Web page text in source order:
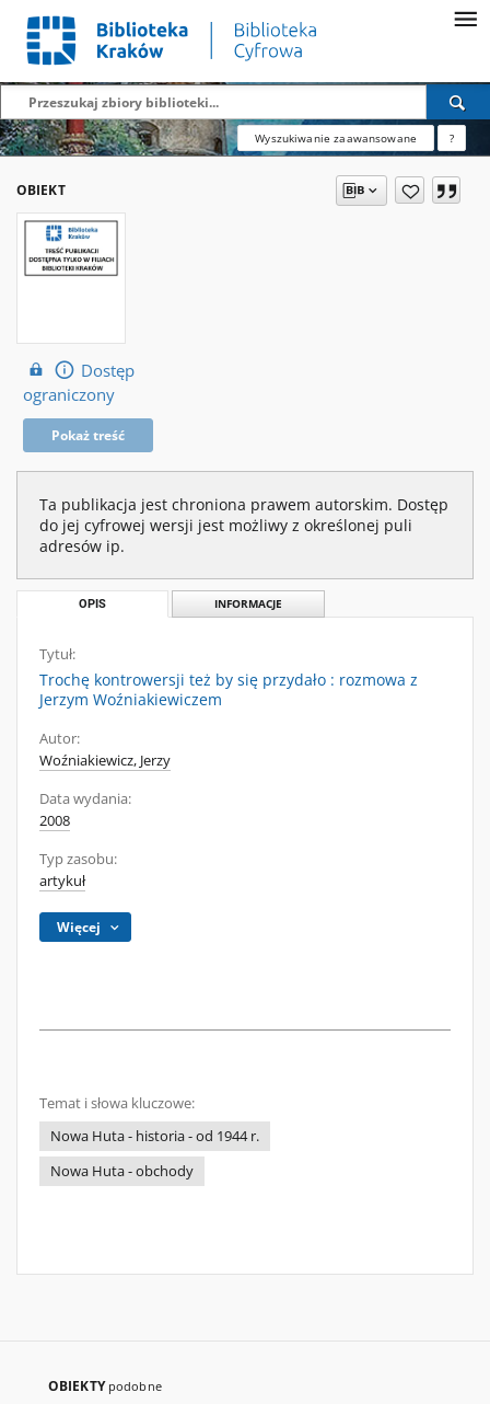
Wyszukiwanie zaawansowane ?
OBIEKT
Dostęp
ograniczony
Pokaż treść
Ta publikacja jest chroniona prawem autorskim. Dostęp
do jej cyfrowej wersji jest możliwy z określonej puli
adresów ip.
OPIS INFORMACJE
Tytuł:
Trochę kontrowersji też by się przydało : rozmowa z
Jerzym Woźniakiewiczem
Autor:
Woźniakiewicz, Jerzy
Data wydania:
2008
Typ zasobu:
artykuł
Więcej
Temat i słowa kluczowe:
Nowa Huta - historia - od 1944 r.
Nowa Huta - obchody
OBIEKTY podobne